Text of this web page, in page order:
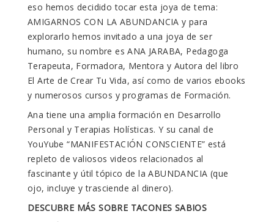
eso hemos decidido tocar esta joya de tema:
AMIGARNOS CON LA ABUNDANCIA y para
explorarlo hemos invitado a una joya de ser
humano, su nombre es ANA JARABA, Pedagoga
Terapeuta, Formadora, Mentora y Autora del libro
El Arte de Crear Tu Vida, así como de varios ebooks
y numerosos cursos y programas de Formación.
Ana tiene una amplia formación en Desarrollo
Personal y Terapias Holísticas. Y su canal de
YouYube “MANIFESTACIÓN CONSCIENTE” está
repleto de valiosos videos relacionados al
fascinante y útil tópico de la ABUNDANCIA (que
ojo, incluye y trasciende al dinero).
DESCUBRE MÁS SOBRE TACONES SABIOS